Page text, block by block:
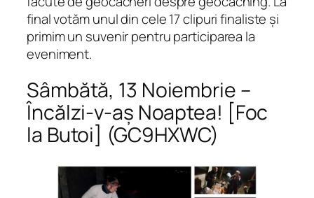
final votăm unul din cele 17 clipuri finaliste și
primim un suvenir pentru participarea la
eveniment.
Sâmbătă, 13 Noiembrie –
Încălzi-v-aș Noaptea! [Foc
la Butoi] (GC9HXWC)